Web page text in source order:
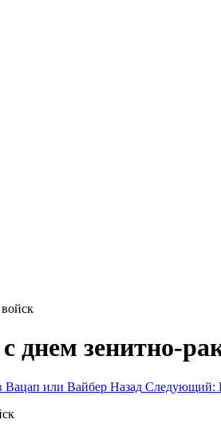
днем зенитно-
Вацап или Вайбер Назад Следующий: